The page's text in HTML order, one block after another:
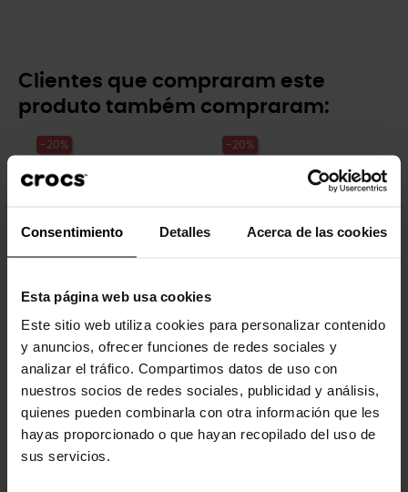
Consentimiento Detalles Acerca de las cookies
Esta página web usa cookies
Este sitio web utiliza cookies para personalizar contenido
y anuncios, ofrecer funciones de redes sociales y
analizar el tráfico. Compartimos datos de uso con
nuestros socios de redes sociales, publicidad y análisis,
quienes pueden combinarla con otra información que les
hayas proporcionado o que hayan recopilado del uso de
sus servicios.
Clientes que compraram este
produto também compraram:
-20%
3,99 €
-20%
unissex...
59,90 € 47,92 €
-20% -20%